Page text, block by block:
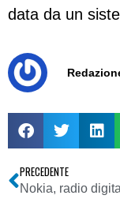
data da un
PRECEDENTE